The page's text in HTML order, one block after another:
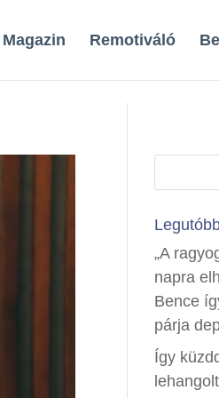
Magazin Remotiváló
„A
napra
Bence
párja
Így